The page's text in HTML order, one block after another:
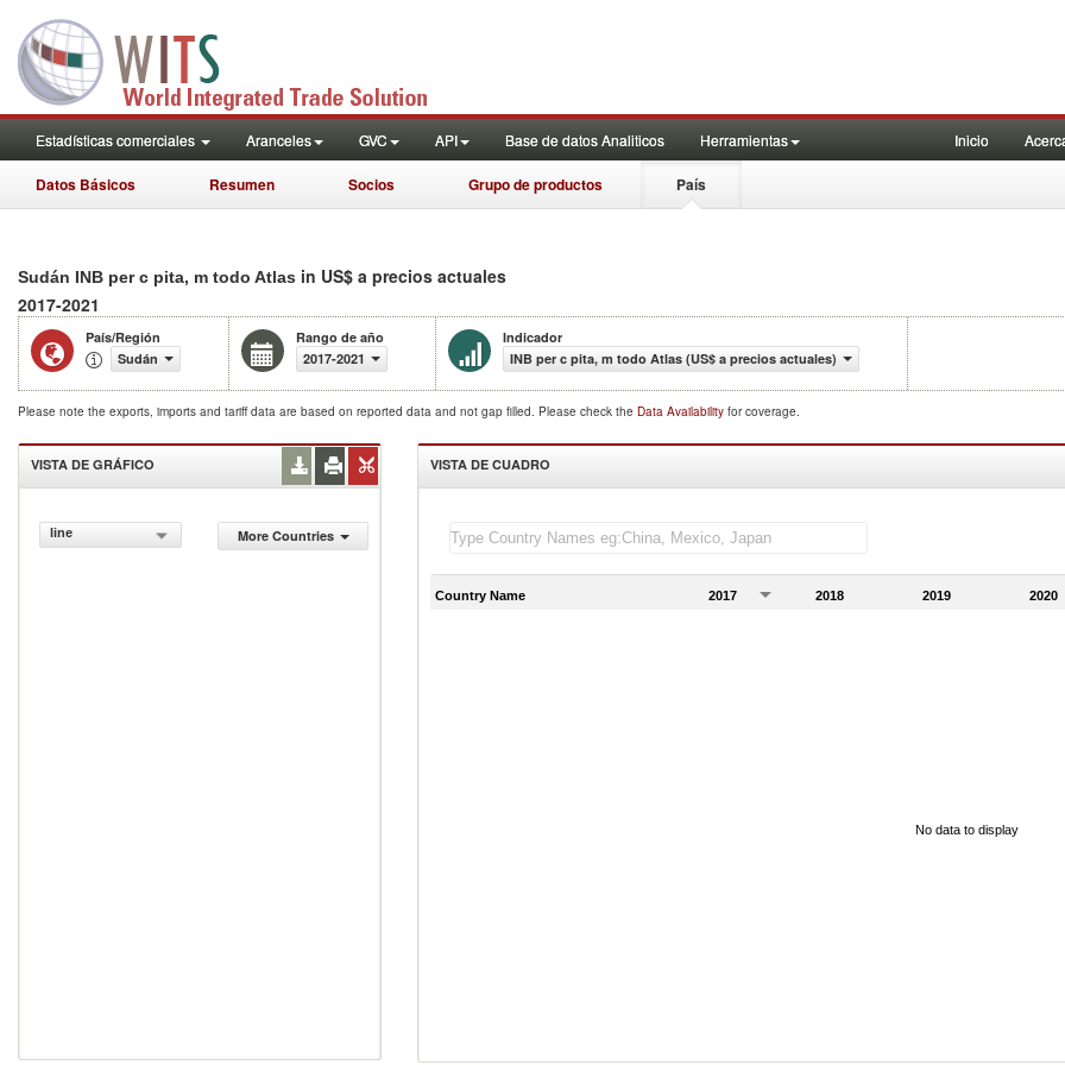
Estadísticas comerciales Aranceles GVC API Base de datos Analiticos Herramientas Inicio
Datos Básicos Resumen Socios Grupo de productos País
Sudán INB per c pita, m todo Atlas in US$ a precios actuales
2017-2021
País/Región
Sudán
Rango de año
2017-2021
Indicador
INB per c pita, m todo Atlas (US$ a precios actuales)
Please note the exports, imports and tariff data are based on reported data and not gap filled. Please check the Data Availability for coverage.
VISTA DE GRÁFICO
line More Countries
VISTA DE CUADRO
Country Name 2017 2018 2019 2020
No data to display